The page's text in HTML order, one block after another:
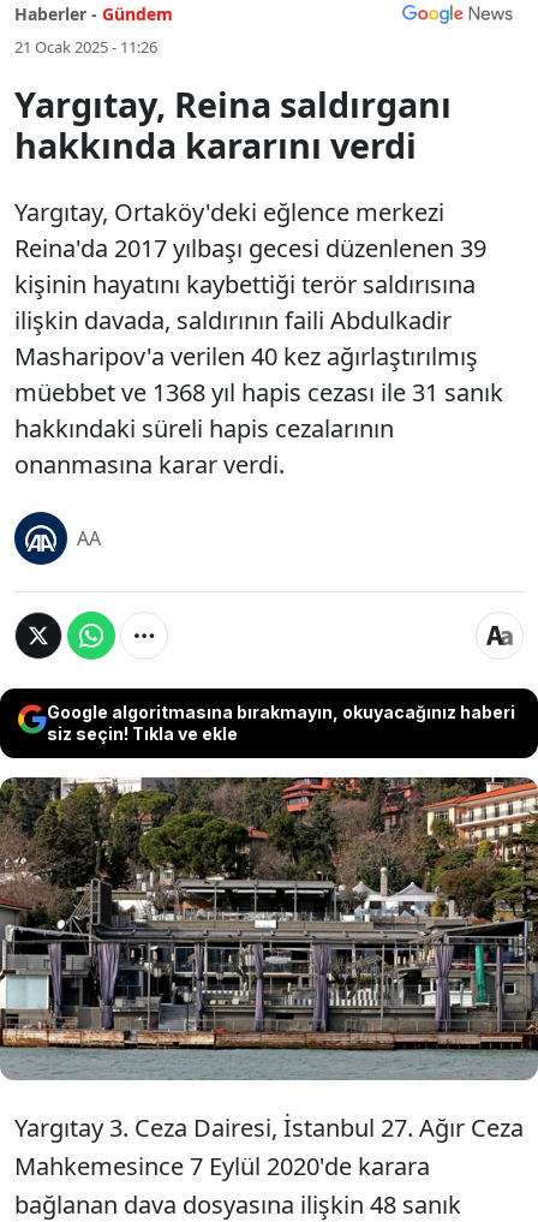
Haberler - Gündem
21 Ocak 2025 - 11:26
Yargıtay, Reina saldırganı
hakkında kararını verdi
Yargıtay, Ortaköy'deki eğlence merkezi
Reina'da 2017 yılbaşı gecesi düzenlenen 39
kişinin hayatını kaybettiği terör saldırısına
ilişkin davada, saldırının faili Abdulkadir
Masharipov'a verilen 40 kez ağırlaştırılmış
müebbet ve 1368 yıl hapis cezası ile 31 sanık
hakkındaki süreli hapis cezalarının
onanmasına karar verdi.
AA
Google algoritmasına bırakmayın, okuyacağınız haberi
siz seçin! Tıkla ve ekle
Yargıtay, Ortaköy'deki eğlence merkezi Reina'da
2017 yılbaşı gecesi düzenlenen 39 kişinin hayatını
kaybettiği terör saldırısına ilişkin davada,
saldırının faili Abdulkadir Masharipov'a verilen 40
kez ağırlaştırılmış müebbet ve 1368 yıl hapis
cezası ile 31 sanık hakkındaki süreli hapis
cezalarının onanmasına karar verdi.
Yargıtay 3. Ceza Dairesi, İstanbul 27. Ağır Ceza
Mahkemesince 7 Eylül 2020'de karara
bağlanan dava dosyasına ilişkin 48 sanık